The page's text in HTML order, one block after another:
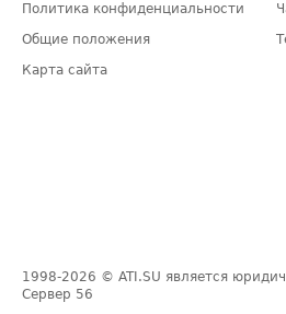
Политика конфиденциальности
Общие положения
Карта сайта
1998-2026 © ATI.SU является
Сервер 56